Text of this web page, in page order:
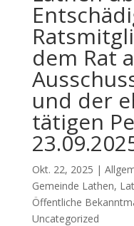
dem Rat
und der
tätigen
Okt. 22, 2025 |
Gemeinde Lathen,
Öffentliche
Uncategorized